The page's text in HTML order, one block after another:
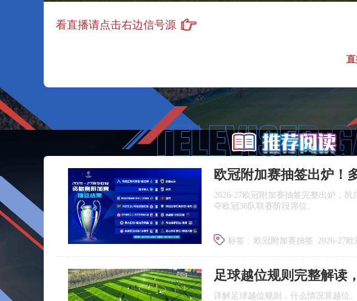
看直播请点击右边信号源
欧冠附加赛抽签出炉！
2026‑27欧冠附加赛抽签完整出炉，
夺欧冠36队联赛阶段席位。
标签 : 欧冠附加赛抽签 2026‑27欧
足球越位规则完整解读
详解足球越位规则，什么情况算越位